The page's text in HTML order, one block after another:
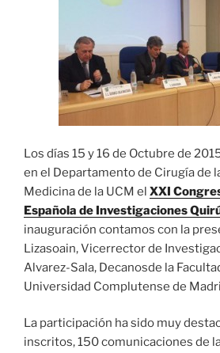
Los días 15 y 16 de Octubre de
en el Departamento de Cirugía de
Medicina de la UCM el XXI
Española de Investigaciones
inauguración contamos con la
Lizasoain, Vicerrector de
Alvarez-Sala, Decanosde la
Universidad Complutense de
La participación ha sido muy
inscritos, 150 comunicaciones de